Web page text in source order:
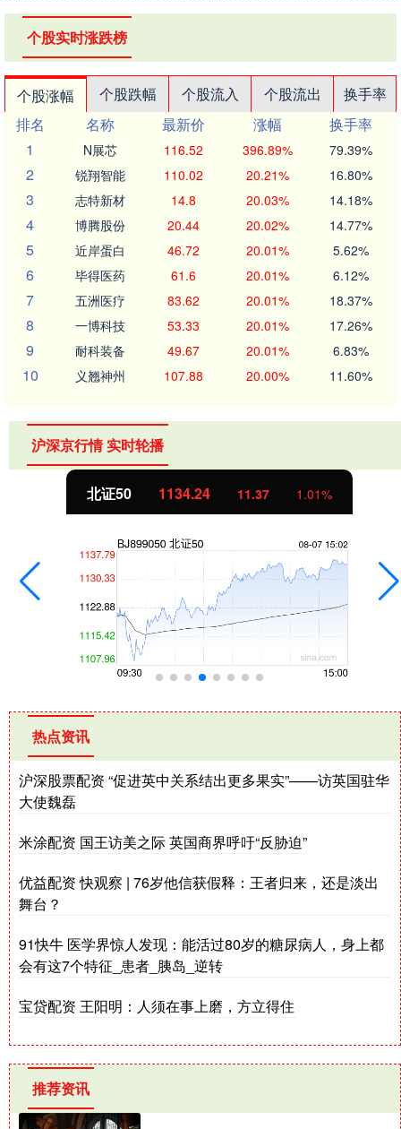
个股实时涨跌榜
个股涨幅 个股跌幅 个股流入 个股流出
换手率
排名
名称 最新价 涨幅
换手率
1
N展芯 116.52 396.89% 79.39%
2 锐翔智能 110.02 20.21% 16.80%
3 志特新材 14.8 20.03% 14.18%
4 博腾股份 20.44 20.02% 14.77%
5 近岸蛋白 46.72 20.01% 5.62%
6 毕得医药 61.6 20.01% 6.12%
7 五洲医疗 83.62 20.01% 18.37%
8 一博科技 53.33 20.01% 17.26%
9 耐科装备 49.67 20.01% 6.83%
10 义翘神州 107.88 20.00% 11.60%
沪深京行情 实时轮播
北证50 1134.24 11.37 1.01%
热点资讯
沪深股票配资 “促进英中关系结出更多果实”——访英国驻华
大使魏磊
米涂配资 国王访美之际 英国商界呼吁“反胁迫”
优益配资 快观察 | 76岁他信获假释：王者归来，还是淡出
舞台？
91快牛 医学界惊人发现：能活过80岁的糖尿病人，身上都
会有这7个特征_患者_胰岛_逆转
宝贷配资 王阳明：人须在事上磨，方立得住
推荐资讯